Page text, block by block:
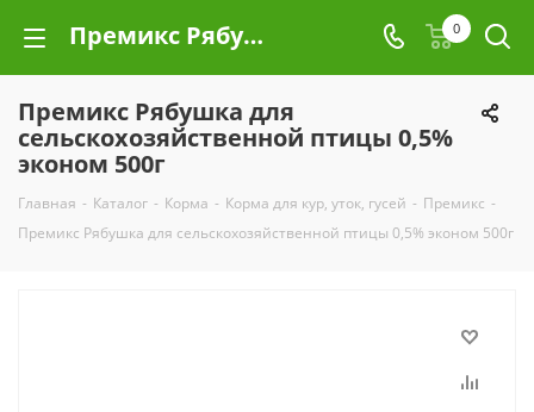
Премикс Рябушка для сельскохозяйственной птицы 0,5% эконом 500г 0
Премикс Рябушка для
сельскохозяйственной птицы 0,5%
эконом 500г
Главная - Каталог - Корма - Корма для кур, уток, гусей - Премикс -
Премикс Рябушка для сельскохозяйственной птицы 0,5% эконом 500г